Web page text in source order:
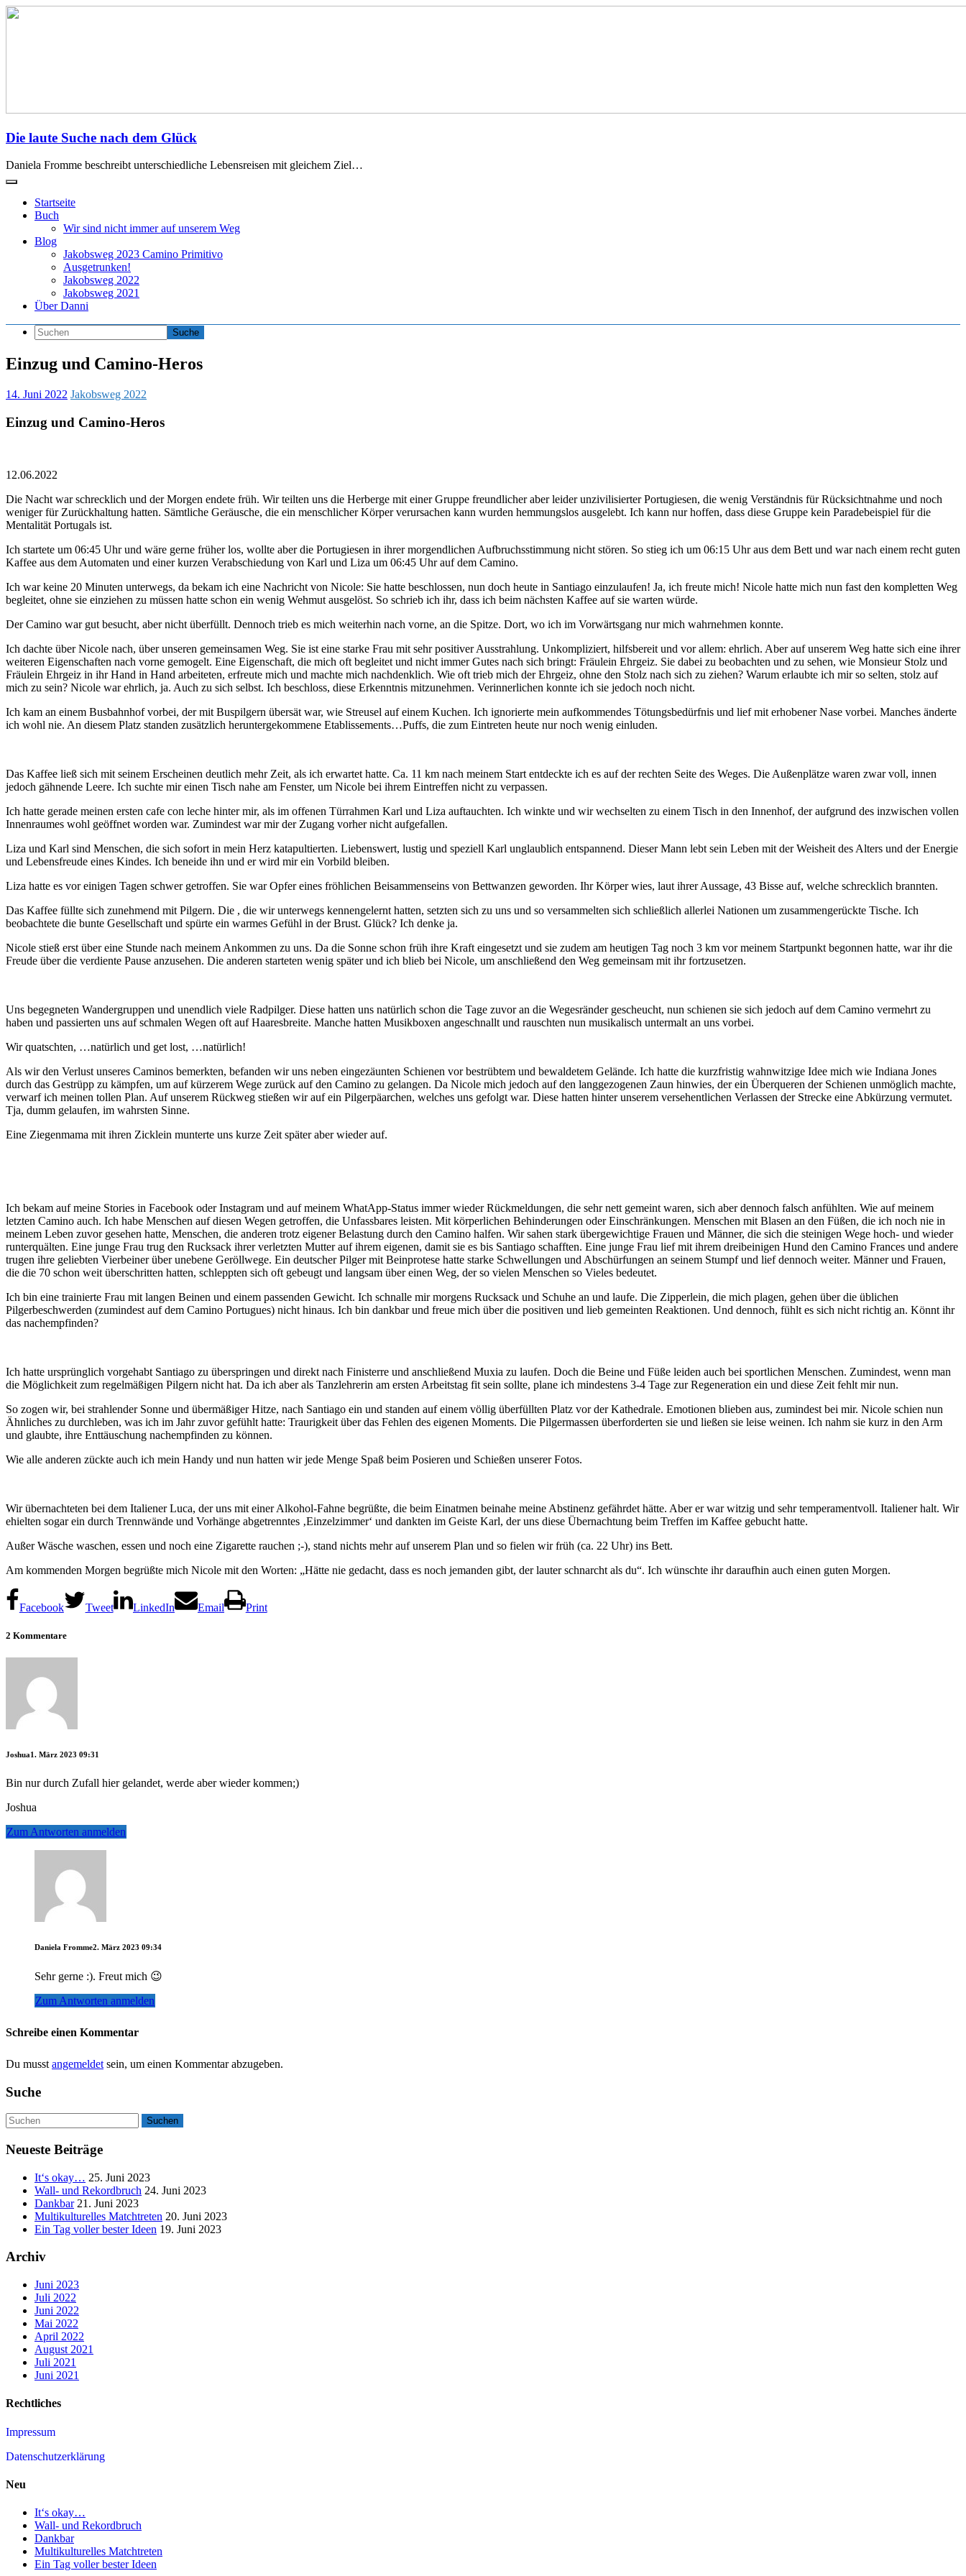
Zum
Die laute Suche nach dem Glück
Daniela Fromme beschreibt unterschiedliche Lebensreisen mit gleichem Ziel…
Startseite
Buch
Wir sind nicht immer auf unserem Weg
Blog
Jakobsweg 2023 Camino Primitivo
Ausgetrunken!
Jakobsweg 2022
Jakobsweg 2021
Über Danni
Einzug und Camino-Heros
14. Juni 2022 Jakobsweg 2022
Einzug und Camino-Heros
12.06.2022
Die Nacht war schrecklich und der Morgen endete früh. Wir teilten uns die Herberge mit einer Gruppe freundlicher aber leider unzivilisierter Portugiesen, die wenig Verständnis für Rücksichtnahme und noch
weniger für Zurückhaltung hatten. Sämtliche Geräusche, die ein menschlicher Körper verursachen kann wurden hemmungslos ausgelebt. Ich kann nur hoffen, dass diese Gruppe kein Paradebeispiel für die
Mentalität Portugals ist.
Ich startete um 06:45 Uhr und wäre gerne früher los, wollte aber die Portugiesen in ihrer morgendlichen Aufbruchsstimmung nicht stören. So stieg ich um 06:15 Uhr aus dem Bett und war nach einem recht guten
Kaffee aus dem Automaten und einer kurzen Verabschiedung von Karl und Liza um 06:45 Uhr auf dem Camino.
Ich war keine 20 Minuten unterwegs, da bekam ich eine Nachricht von Nicole: Sie hatte beschlossen, nun doch heute in Santiago einzulaufen! Ja, ich freute mich! Nicole hatte mich nun fast den kompletten Weg
begleitet, ohne sie einziehen zu müssen hatte schon ein wenig Wehmut ausgelöst. So schrieb ich ihr, dass ich beim nächsten Kaffee auf sie warten würde.
Der Camino war gut besucht, aber nicht überfüllt. Dennoch trieb es mich weiterhin nach vorne, an die Spitze. Dort, wo ich im Vorwärtsgang nur mich wahrnehmen konnte.
Ich dachte über Nicole nach, über unseren gemeinsamen Weg. Sie ist eine starke Frau mit sehr positiver Ausstrahlung. Unkompliziert, hilfsbereit und vor allem: ehrlich. Aber auf unserem Weg hatte sich eine ihrer
weiteren Eigenschaften nach vorne gemogelt. Eine Eigenschaft, die mich oft begleitet und nicht immer Gutes nach sich bringt: Fräulein Ehrgeiz. Sie dabei zu beobachten und zu sehen, wie Monsieur Stolz und
Fräulein Ehrgeiz in ihr Hand in Hand arbeiteten, erfreute mich und machte mich nachdenklich. Wie oft trieb mich der Ehrgeiz, ohne den Stolz nach sich zu ziehen? Warum erlaubte ich mir so selten, stolz auf
mich zu sein? Nicole war ehrlich, ja. Auch zu sich selbst. Ich beschloss, diese Erkenntnis mitzunehmen. Verinnerlichen konnte ich sie jedoch noch nicht.
Ich kam an einem Busbahnhof vorbei, der mit Buspilgern übersät war, wie Streusel auf einem Kuchen. Ich ignorierte mein aufkommendes Tötungsbedürfnis und lief mit erhobener Nase vorbei. Manches änderte
ich wohl nie. An diesem Platz standen zusätzlich heruntergekommene Etablissements…Puffs, die zum Eintreten heute nur noch wenig einluden.
Das Kaffee ließ sich mit seinem Erscheinen deutlich mehr Zeit, als ich erwartet hatte. Ca. 11 km nach meinem Start entdeckte ich es auf der rechten Seite des Weges. Die Außenplätze waren zwar voll, innen
jedoch gähnende Leere. Ich suchte mir einen Tisch nahe am Fenster, um Nicole bei ihrem Eintreffen nicht zu verpassen.
Ich hatte gerade meinen ersten cafe con leche hinter mir, als im offenen Türrahmen Karl und Liza auftauchten. Ich winkte und wir wechselten zu einem Tisch in den Innenhof, der aufgrund des inzwischen vollen
Innenraumes wohl geöffnet worden war. Zumindest war mir der Zugang vorher nicht aufgefallen.
Liza und Karl sind Menschen, die sich sofort in mein Herz katapultierten. Liebenswert, lustig und speziell Karl unglaublich entspannend. Dieser Mann lebt sein Leben mit der Weisheit des Alters und der Energie
und Lebensfreude eines Kindes. Ich beneide ihn und er wird mir ein Vorbild bleiben.
Liza hatte es vor einigen Tagen schwer getroffen. Sie war Opfer eines fröhlichen Beisammenseins von Bettwanzen geworden. Ihr Körper wies, laut ihrer Aussage, 43 Bisse auf, welche schrecklich brannten.
Das Kaffee füllte sich zunehmend mit Pilgern. Die , die wir unterwegs kennengelernt hatten, setzten sich zu uns und so versammelten sich schließlich allerlei Nationen um zusammengerückte Tische. Ich
beobachtete die bunte Gesellschaft und spürte ein warmes Gefühl in der Brust. Glück? Ich denke ja.
Nicole stieß erst über eine Stunde nach meinem Ankommen zu uns. Da die Sonne schon früh ihre Kraft eingesetzt und sie zudem am heutigen Tag noch 3 km vor meinem Startpunkt begonnen hatte, war ihr die
Freude über die verdiente Pause anzusehen. Die anderen starteten wenig später und ich blieb bei Nicole, um anschließend den Weg gemeinsam mit ihr fortzusetzen.
Uns begegneten Wandergruppen und unendlich viele Radpilger. Diese hatten uns natürlich schon die Tage zuvor an die Wegesränder gescheucht, nun schienen sie sich jedoch auf dem Camino vermehrt zu
haben und passierten uns auf schmalen Wegen oft auf Haaresbreite. Manche hatten Musikboxen angeschnallt und rauschten nun musikalisch untermalt an uns vorbei.
Wir quatschten, …natürlich und get lost, …natürlich!
Als wir den Verlust unseres Caminos bemerkten, befanden wir uns neben eingezäunten Schienen vor bestrübtem und bewaldetem Gelände. Ich hatte die kurzfristig wahnwitzige Idee mich wie Indiana Jones
durch das Gestrüpp zu kämpfen, um auf kürzerem Wege zurück auf den Camino zu gelangen. Da Nicole mich jedoch auf den langgezogenen Zaun hinwies, der ein Überqueren der Schienen unmöglich machte,
verwarf ich meinen tollen Plan. Auf unserem Rückweg stießen wir auf ein Pilgerpäarchen, welches uns gefolgt war. Diese hatten hinter unserem versehentlichen Verlassen der Strecke eine Abkürzung vermutet.
Tja, dumm gelaufen, im wahrsten Sinne.
Eine Ziegenmama mit ihren Zicklein munterte uns kurze Zeit später aber wieder auf.
Ich bekam auf meine Stories in Facebook oder Instagram und auf meinem WhatApp-Status immer wieder Rückmeldungen, die sehr nett gemeint waren, sich aber dennoch falsch anfühlten. Wie auf meinem
letzten Camino auch. Ich habe Menschen auf diesen Wegen getroffen, die Unfassbares leisten. Mit körperlichen Behinderungen oder Einschränkungen. Menschen mit Blasen an den Füßen, die ich noch nie in
meinem Leben zuvor gesehen hatte, Menschen, die anderen trotz eigener Belastung durch den Camino halfen. Wir sahen stark übergewichtige Frauen und Männer, die sich die steinigen Wege hoch- und wieder
runterquälten. Eine junge Frau trug den Rucksack ihrer verletzten Mutter auf ihrem eigenen, damit sie es bis Santiago schafften. Eine junge Frau lief mit ihrem dreibeinigen Hund den Camino Frances und andere
trugen ihre geliebten Vierbeiner über unebene Geröllwege. Ein deutscher Pilger mit Beinprotese hatte starke Schwellungen und Abschürfungen an seinem Stumpf und lief dennoch weiter. Männer und Frauen,
die die 70 schon weit überschritten hatten, schleppten sich oft gebeugt und langsam über einen Weg, der so vielen Menschen so Vieles bedeutet.
Ich bin eine trainierte Frau mit langen Beinen und einem passenden Gewicht. Ich schnalle mir morgens Rucksack und Schuhe an und laufe. Die Zipperlein, die mich plagen, gehen über die üblichen
Pilgerbeschwerden (zumindest auf dem Camino Portugues) nicht hinaus. Ich bin dankbar und freue mich über die positiven und lieb gemeinten Reaktionen. Und dennoch, fühlt es sich nicht richtig an. Könnt ihr
das nachempfinden?
Ich hatte ursprünglich vorgehabt Santiago zu überspringen und direkt nach Finisterre und anschließend Muxia zu laufen. Doch die Beine und Füße leiden auch bei sportlichen Menschen. Zumindest, wenn man
die Möglichkeit zum regelmäßigen Pilgern nicht hat. Da ich aber als Tanzlehrerin am ersten Arbeitstag fit sein sollte, plane ich mindestens 3-4 Tage zur Regeneration ein und diese Zeit fehlt mir nun.
So zogen wir, bei strahlender Sonne und übermäßiger Hitze, nach Santiago ein und standen auf einem völlig überfüllten Platz vor der Kathedrale. Emotionen blieben aus, zumindest bei mir. Nicole schien nun
Ähnliches zu durchleben, was ich im Jahr zuvor gefühlt hatte: Traurigkeit über das Fehlen des eigenen Moments. Die Pilgermassen überforderten sie und ließen sie leise weinen. Ich nahm sie kurz in den Arm
und glaubte, ihre Enttäuschung nachempfinden zu können.
Wie alle anderen zückte auch ich mein Handy und nun hatten wir jede Menge Spaß beim Posieren und Schießen unserer Fotos.
Wir übernachteten bei dem Italiener Luca, der uns mit einer Alkohol-Fahne begrüßte, die beim Einatmen beinahe meine Abstinenz gefährdet hätte. Aber er war witzig und sehr temperamentvoll. Italiener halt. Wir
ehielten sogar ein durch Trennwände und Vorhänge abgetrenntes ‚Einzelzimmer‘ und dankten im Geiste Karl, der uns diese Übernachtung beim Treffen im Kaffee gebucht hatte.
Außer Wäsche waschen, essen und noch eine Zigarette rauchen ;-), stand nichts mehr auf unserem Plan und so fielen wir früh (ca. 22 Uhr) ins Bett.
Am kommenden Morgen begrüßte mich Nicole mit den Worten: „Hätte nie gedacht, dass es noch jemanden gibt, der lauter schnarcht als du“. Ich wünschte ihr daraufhin auch einen guten Morgen.
Facebook Tweet LinkedIn Email Print
2 Kommentare
Joshua1. März 2023 09:31
Bin nur durch Zufall hier gelandet, werde aber wieder kommen;)
Joshua
Zum Antworten anmelden
Daniela Fromme2. März 2023 09:34
Sehr gerne :). Freut mich 😉
Zum Antworten anmelden
Schreibe einen Kommentar
Du musst angemeldet sein, um einen Kommentar abzugeben.
Suche
Neueste Beiträge
It‘s okay… 25. Juni 2023
Wall- und Rekordbruch 24. Juni 2023
Dankbar 21. Juni 2023
Multikulturelles Matchtreten 20. Juni 2023
Ein Tag voller bester Ideen 19. Juni 2023
Archiv
Juni 2023
Juli 2022
Juni 2022
Mai 2022
April 2022
August 2021
Juli 2021
Juni 2021
Rechtliches
Impressum
Datenschutzerklärung
Neu
It‘s okay…
Wall- und Rekordbruch
Dankbar
Multikulturelles Matchtreten
Ein Tag voller bester Ideen